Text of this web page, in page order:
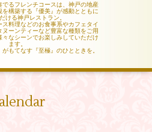
るフレンチコースは、神戸の地産
構築する『優美』が感動とともに
ける神戸レストラン。
料理などのお食事系やカフェタイ
ーンティーなど豊富な種類をご用
なシーンでお楽しみしていただけ
ます。
もてなす『至極』のひとときを。